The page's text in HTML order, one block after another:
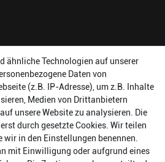
26
14:00 - 17:00 Uhr
ähnliche Technologien auf unserer
Daten von
(z.B. IP-Adresse), um z.B. Inhalte
Medien von Drittanbietern
unsere Website zu analysieren. Die
durch gesetzte Cookies. Wir teilen
in den Einstellungen benennen.
mit Einwilligung oder aufgrund eines